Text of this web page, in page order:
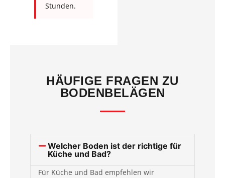
Stunden.
HÄUFIGE FRAGEN ZU
BODENBELÄGEN
Welcher Boden ist der richtige für
Küche und Bad?
Für Küche und Bad empfehlen wir